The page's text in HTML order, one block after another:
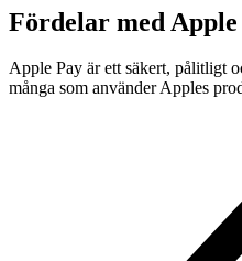
Fördelar med
Apple Pay är ett säkert, pålitligt
många som använder Apples